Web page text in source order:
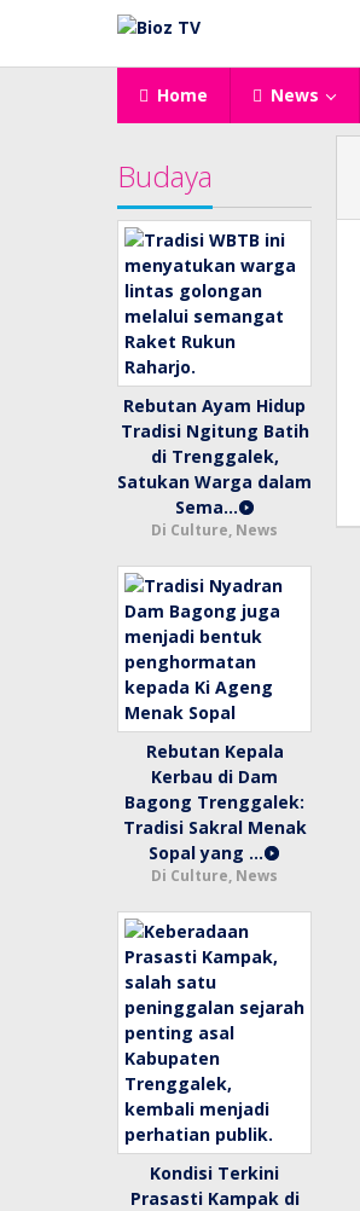
konten
Home News
Budaya
Rebutan Ayam Hidup
Tradisi Ngitung Batih
di Trenggalek,
Satukan Warga dalam
Sema…
Di Culture, News
Rebutan Kepala
Kerbau di Dam
Bagong Trenggalek:
Tradisi Sakral Menak
Sopal yang …
Di Culture, News
Kondisi Terkini
Prasasti Kampak di